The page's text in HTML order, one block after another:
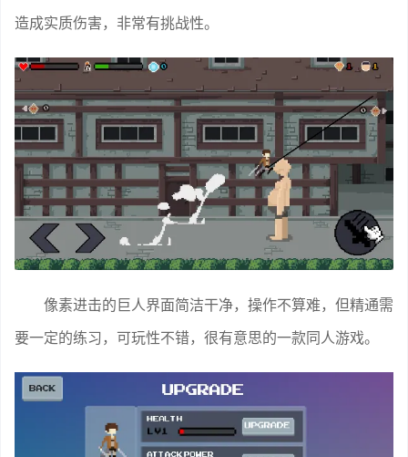
造成实质伤害，非常有挑战性。
像素进击的巨人界面简洁干净，操作不算难，但精通需
要一定的练习，可玩性不错，很有意思的一款同人游戏。